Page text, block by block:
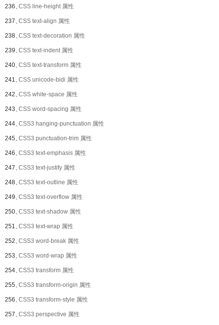
236、CSS line-height 属性
237、CSS text-align 属性
238、CSS text-decoration 属性
239、CSS text-indent 属性
240、CSS text-transform 属性
241、CSS unicode-bidi 属性
242、CSS white-space 属性
243、CSS word-spacing 属性
244、CSS3 hanging-punctuation 属性
245、CSS3 punctuation-trim 属性
246、CSS3 text-emphasis 属性
247、CSS3 text-justify 属性
248、CSS3 text-outline 属性
249、CSS3 text-overflow 属性
250、CSS3 text-shadow 属性
251、CSS3 text-wrap 属性
252、CSS3 word-break 属性
253、CSS3 word-wrap 属性
254、CSS3 transform 属性
255、CSS3 transform-origin 属性
256、CSS3 transform-style 属性
257、CSS3 perspective 属性